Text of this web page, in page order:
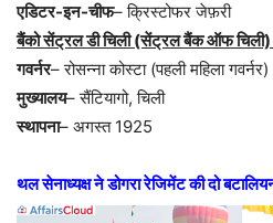
एडिटर-इन-चीफ– क्रिस्टोफर जेफ़री
बैंको सेंट्रल डी चिली (सेंट्रल बैंक ऑफ चिली)
गवर्नर– रोसन्ना कोस्टा (पहली महिला गवर्नर)
मुख्यालय– सैंटियागो, चिली
स्थापना– अगस्त 1925
थल सेनाध्यक्ष ने डोगरा रेजिमेंट की दो